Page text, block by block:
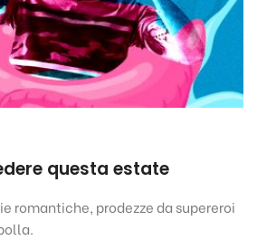
questa estate
romantiche, prodezze da supereroi